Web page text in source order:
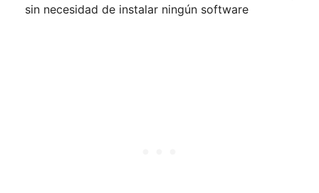
sin necesidad de instalar ningún software